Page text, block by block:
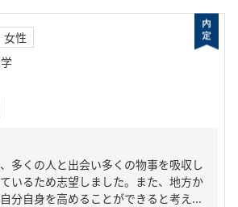
女性
多くの人と出会い多くの物事を吸収し
いるため志望しました。また、地方か
分自身を高めることができると考え...